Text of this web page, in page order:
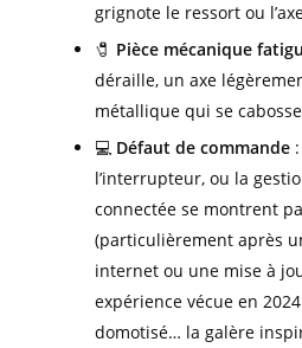
grignote le ressort ou
🧷 Pièce mécanique
déraille, un axe
métallique qui se
💻 Défaut de commande
l’interrupteur, ou la
connectée se montrent
(particulièrement après
internet ou une mise à
expérience vécue en
domotisé… la galère